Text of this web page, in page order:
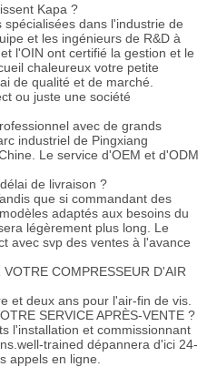
Kapa ?
spécialisées dans l'industrie de
et les ingénieurs de R&D à
l'OIN ont certifié la gestion et le
chaleureux votre petite
de qualité et de marché.
ou juste une société
avec de grands
industriel de Pingxiang
Le service d'OEM et d'ODM
de livraison ?
que si commandant des
adaptés aux besoins du
légèrement plus long. Le
avec svp des ventes à l'avance
COMPRESSEUR D'AIR
et deux ans pour l'air-fin de vis.
SERVICE APRÈS-VENTE ?
l'installation et commissionnant
trained dépannera d'ici 24-
appels en ligne.